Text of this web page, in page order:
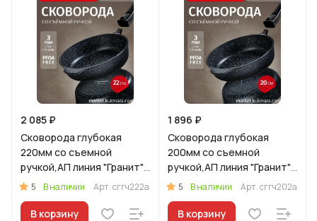
2 085 ₽
Сковорода глубокая
220мм со съемной
ручкой,АП линия "Гранит"
(черный)
5 В наличии Арт.сггч222а
В корзину
1 896 ₽
Сковорода глубокая
200мм со съемной
ручкой,АП линия "Гранит"
(черный)
5 В наличии Арт.сггч202а
В корзину